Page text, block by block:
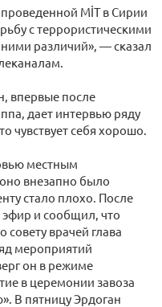
MİT в Сирии
с террористическими
различий», — сказал
впервые после
дает интервью ряду
чувствует себя хорошо.
местным
внезапно было
стало плохо. После
эфир и сообщил, что
врачей глава
мероприятий
он в режиме
в церемонии завоза
В пятницу Эрдоган